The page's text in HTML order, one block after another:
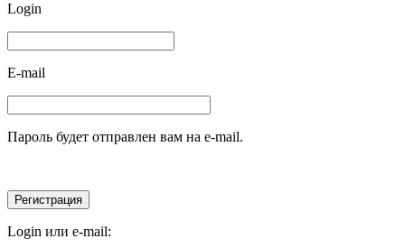
Login
E-mail
Пароль будет отправлен вам на e-mail.
Login или e-mail: